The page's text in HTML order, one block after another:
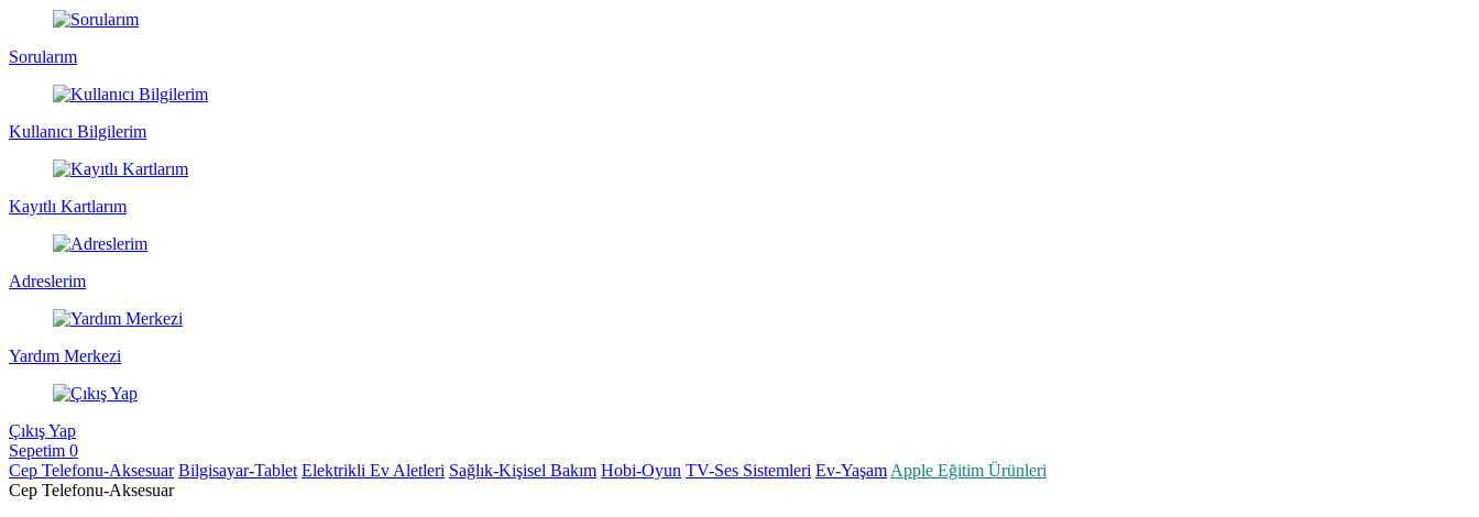
Sorularım
Kullanıcı Bilgilerim
Kayıtlı Kartlarım
Adreslerim
Yardım Merkezi
Çıkış Yap
Sepetim 0
Cep Telefonu-Aksesuar Bilgisayar-Tablet Elektrikli Ev Aletleri Sağlık-Kişisel Bakım Hobi-Oyun TV-Ses Sistemleri Ev-Yaşam Apple Eğitim Ürünleri
Cep Telefonu-Aksesuar